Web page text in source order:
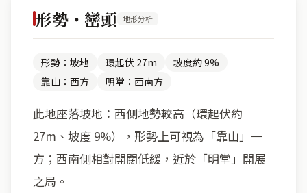
形勢・巒頭 地形分析
形勢：坡地 環起伏 27m
坡度約 9%
靠山：西方
明堂：西南方
此地座落坡地：西側地勢較高（環起伏約
27m、坡度 9%），形勢上可視為「靠山」一
方；西南側相對開闊低緩，近於「明堂」開展
之局。